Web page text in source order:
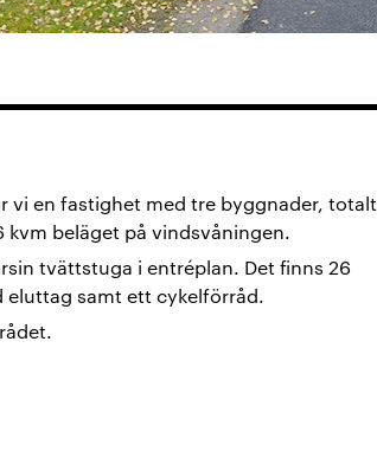
vi en fastighet med tre byggnader, totalt
kvm beläget på vindsvåningen.
tvättstuga i entréplan. Det finns 26
eluttag samt ett cykelförråd.